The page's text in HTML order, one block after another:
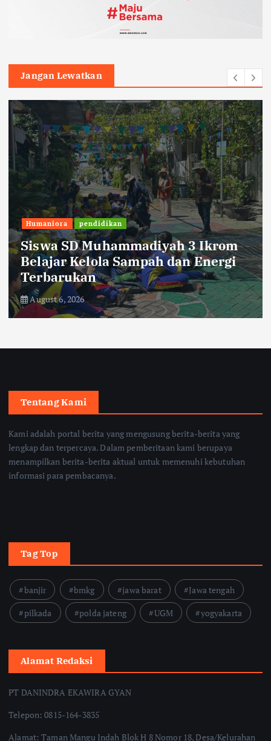
Jangan Lewatkan
Humaniora pendidikan
Siswa SD Muhammadiyah 3 Ikrom
Belajar Kelola Sampah dan Energi
Terbarukan
August 6, 2026
Tentang Kami
Kami adalah portal berita yang mengusung berita-berita yang
lengkap dan terpercaya. Dalam pemberitaan kami berupaya
menampilkan berita-berita aktual untuk memenuhi kebutuhan
informasi para pembacanya.
Tag Top
banjir bmkg jawa barat
Jawa tengah
pilkada
polda jateng UGM yogyakarta
Alamat Redaksi
PT DANINDRA EKAWIRA GYAN
Telepon: 0815-164-3835
Alamat: Taman Mangu Indah Blok H 8 Nomor 18, Desa/Kelurahan